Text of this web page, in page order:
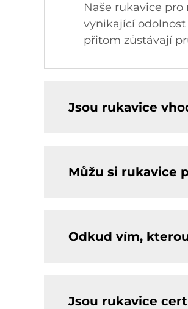
Naše rukavice
vynikající
přitom zůstávají
Jsou rukavice
Můžu si rukavice
Odkud vím,
Jsou rukavice